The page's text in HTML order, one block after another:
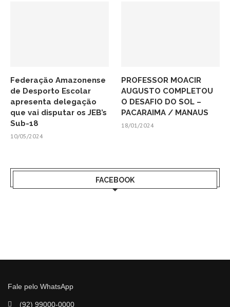
Federação Amazonense
de Desporto Escolar
apresenta delegação
que vai disputar os JEB’s
Sub-18
10/05/2024
PROFESSOR MOACIR
AUGUSTO COMPLETOU
O DESAFIO DO SOL –
PACARAIMA / MANAUS
18/01/2024
FACEBOOK
Fale pelo WhatsApp
(92) 99000-0000